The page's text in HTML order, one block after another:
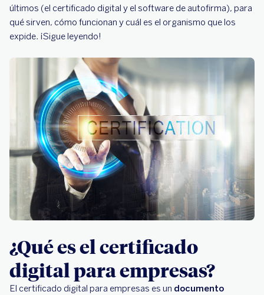
últimos (el certificado digital y el software de autofirma), para
qué sirven, cómo funcionan y cuál es el organismo que los
expide. ¡Sigue leyendo!
¿Qué es el certificado
digital para empresas?
El certificado digital para empresas es un documento